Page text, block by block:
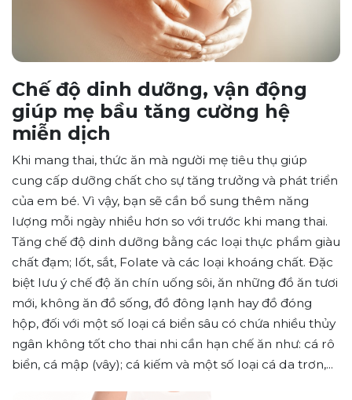
Chế độ dinh dưỡng, vận động
giúp mẹ bầu tăng cường hệ
miễn dịch
Khi mang thai, thức ăn mà người mẹ tiêu thụ giúp
cung cấp dưỡng chất cho sự tăng trưởng và phát triển
của em bé. Vì vậy, bạn sẽ cần bổ sung thêm năng
lượng mỗi ngày nhiều hơn so với trước khi mang thai.
Tăng chế độ dinh dưỡng bằng các loại thực phẩm giàu
chất đạm; Iốt, sắt, Folate và các loại khoáng chất. Đặc
biệt lưu ý chế độ ăn chín uống sôi, ăn những đồ ăn tươi
mới, không ăn đồ sống, đồ đông lạnh hay đồ đóng
hộp, đối với một số loại cá biển sâu có chứa nhiều thủy
ngân không tốt cho thai nhi cần hạn chế ăn như: cá rô
biển, cá mập (vây); cá kiếm và một số loại cá da trơn,...